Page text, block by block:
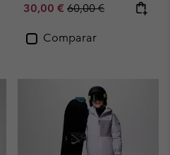
Sale price:
30,00 € Regular price:
60,00 €
Comparar